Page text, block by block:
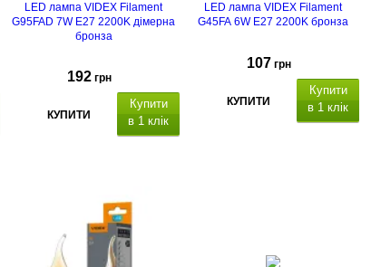
LED лампа VIDEX Filament
G95FAD 7W E27 2200K дімерна
бронза
192 грн
КУПИТИ
Купити
в 1 клік
LED лампа VIDEX Filament
G45FA 6W E27 2200K бронза
107 грн
КУПИТИ
Купити
в 1 клік